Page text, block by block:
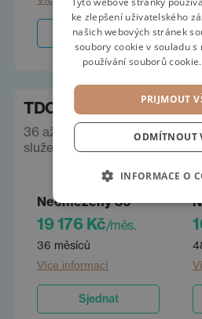
Sjednat
TDC operák
36 až 60 měsíců, neomezeně
služeb a pojištění.
Neomezený 36
19 176 Kč/měs.
36 měsíců
Více informací
Sjednat
ke zlepšení uživatelského
našich webových stránek
soubory cookie v souladu s
používání souborů cookie.
PRIJMOUT
ODMÍTNOUT
INFORMACE O